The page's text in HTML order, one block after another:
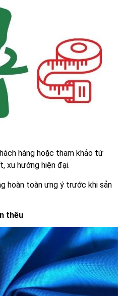
hàng hoặc tham khảo từ
xu hướng hiện đại.
hoàn toàn ưng ý trước khi sản
thêu